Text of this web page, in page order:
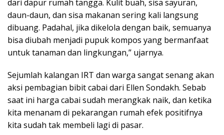
dari dapur rumah tangga. Kulit buah, sisa sayuran,
daun-daun, dan sisa makanan sering kali langsung
dibuang. Padahal, jika dikelola dengan baik, semuanya
bisa diubah menjadi pupuk kompos yang bermanfaat
untuk tanaman dan lingkungan,” ujarnya.
Sejumlah kalangan IRT dan warga sangat senang akan
aksi pembagian bibit cabai dari Ellen Sondakh. Sebab
saat ini harga cabai sudah merangkak naik, dan ketika
kita menanam di pekarangan rumah efek positifnya
kita sudah tak membeli lagi di pasar.